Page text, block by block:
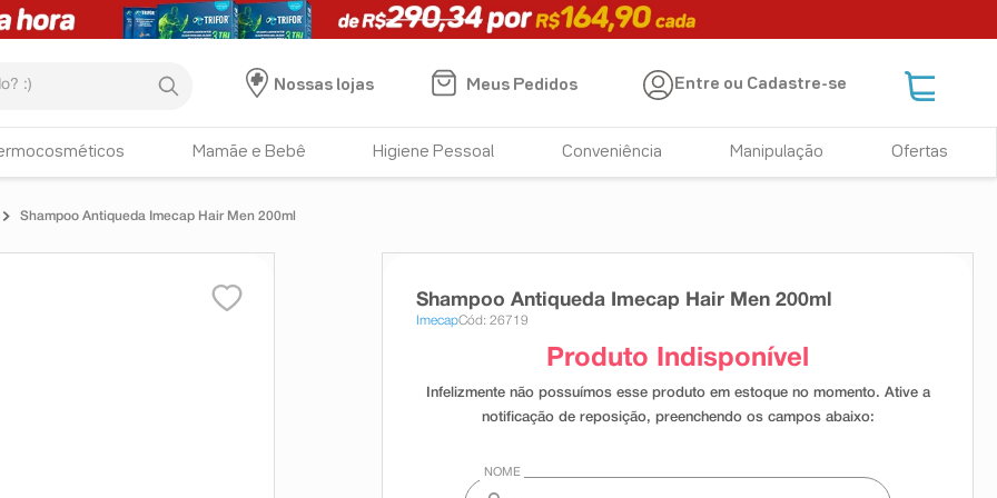
Nossas lojas
Meus Pedidos Entre ou Cadastre-se
Mamãe e Bebê Higiene Pessoal Conveniência Manipulação Ofertas
Shampoo Antiqueda Imecap Hair Men 200ml
Shampoo Antiqueda Imecap Hair Men 200ml
ImecapCód: 26719